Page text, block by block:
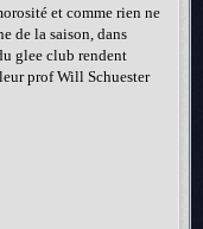
et comme rien ne
de la saison, dans
glee club rendent
prof Will Schuester